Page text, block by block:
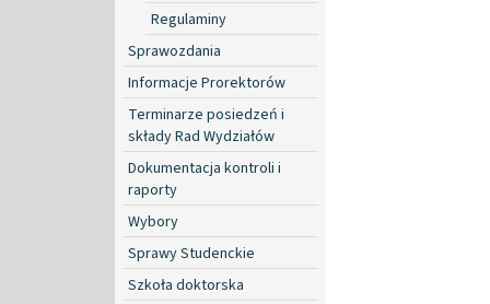
Regulaminy
Sprawozdania
Informacje Prorektorów
Terminarze posiedzeń i
składy Rad Wydziałów
Dokumentacja kontroli i
raporty
Wybory
Sprawy Studenckie
Szkoła doktorska